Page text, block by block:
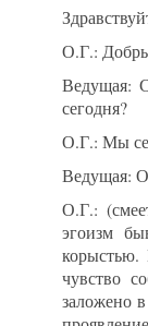
О.Г.:
Ведущая:
сегодня?
О.Г.: Мы
Ведущая:
О.Г.:
эгоизм
корыстью.
чувство
заложено